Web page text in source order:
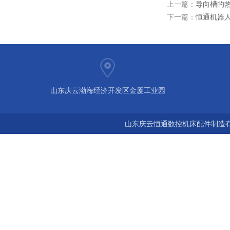
上一篇： 导向槽的
下一篇：恒通机器
山东庆云渤海经济开发区金厦工业园
山东庆云恒通数控机床配件制